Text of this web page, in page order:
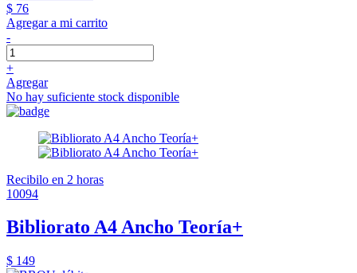
$ 76
Agregar a mi carrito
-
+
Agregar
No hay suficiente stock disponible
Recibilo en 2 horas
10094
Bibliorato A4 Ancho Teoría+
$ 149